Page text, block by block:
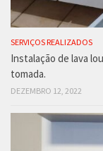
SERVIÇOS REALIZADOS
Instalação de lava
tomada.
DEZEMBRO 12, 2022